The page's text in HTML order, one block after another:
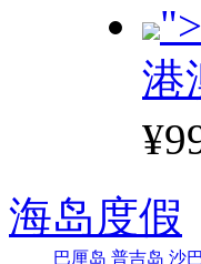
">
港
海岛度假
巴厘岛 普吉岛 沙